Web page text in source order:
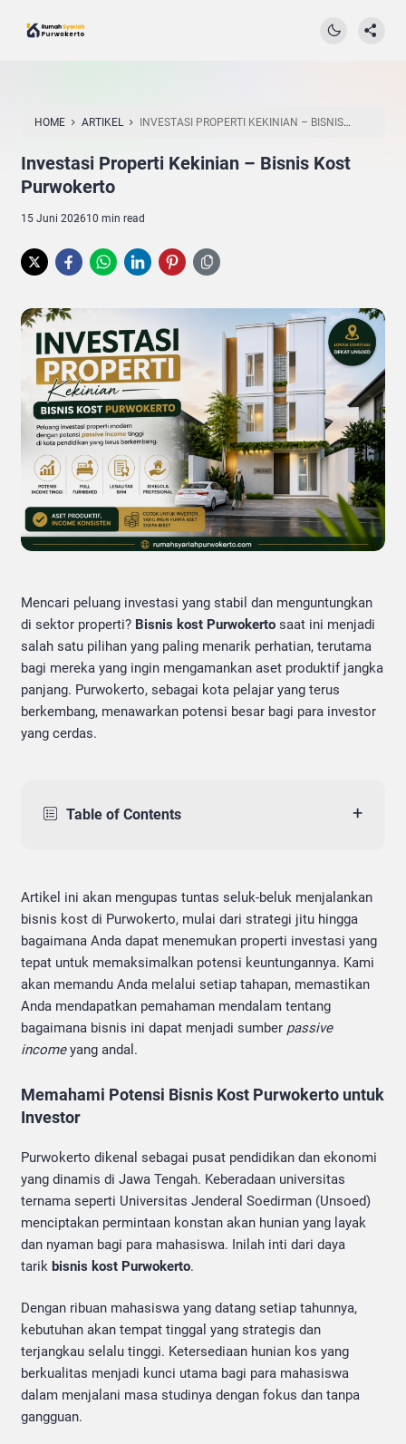
HOME ARTIKEL
INVESTASI PROPERTI KEKINIAN – BISNIS
Investasi Properti Kekinian – Bisnis Kost
Purwokerto
15 Juni 202610 min read
Mencari peluang investasi yang stabil dan menguntungkan
di sektor properti? Bisnis kost Purwokerto saat ini menjadi
salah satu pilihan yang paling menarik perhatian, terutama
bagi mereka yang ingin mengamankan aset produktif jangka
panjang. Purwokerto, sebagai kota pelajar yang terus
berkembang, menawarkan potensi besar bagi para investor
yang cerdas.
Table of Contents +
Artikel ini akan mengupas tuntas seluk-beluk menjalankan
bisnis kost di Purwokerto, mulai dari strategi jitu hingga
bagaimana Anda dapat menemukan properti investasi yang
tepat untuk memaksimalkan potensi keuntungannya. Kami
akan memandu Anda melalui setiap tahapan, memastikan
Anda mendapatkan pemahaman mendalam tentang
bagaimana bisnis ini dapat menjadi sumber passive
incomeyang andal.
Memahami Potensi Bisnis Kost Purwokerto untuk
Investor
Purwokerto dikenal sebagai pusat pendidikan dan ekonomi
yang dinamis di Jawa Tengah. Keberadaan universitas
ternama seperti Universitas Jenderal Soedirman (Unsoed)
menciptakan permintaan konstan akan hunian yang layak
dan nyaman bagi para mahasiswa. Inilah inti dari daya
tarik bisnis kost Purwokerto.
Dengan ribuan mahasiswa yang datang setiap tahunnya,
kebutuhan akan tempat tinggal yang strategis dan
terjangkau selalu tinggi. Ketersediaan hunian kos yang
berkualitas menjadi kunci utama bagi para mahasiswa
dalam menjalani masa studinya dengan fokus dan tanpa
gangguan.